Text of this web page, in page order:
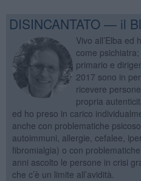
DISINCANTATO — il
Vivo all’Elba ed
come
primario e
2017 sono in
ricevere
propria
ed ho preso in carico
anche con problematiche
autoimmuni, allergie, cefalee,
fibromialgia) o con
anni ascolto le persone in crisi
che c’è un limite all’avidità.